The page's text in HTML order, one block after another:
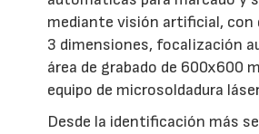
mediante visión artificial, con
3 dimensiones, focalización
área de grabado de 600x600
equipo de microsoldadura
Desde la identificación más